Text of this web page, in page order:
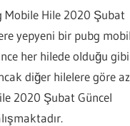
Mobile Hile 2020 Şubat
yepyeni bir pubg
her hilede olduğu gibi
diğer hilelere göre az
2020 Şubat Güncel